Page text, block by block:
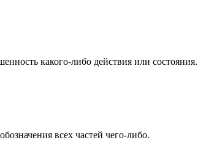
какого-либо действия или состояния.
всех частей чего-либо.